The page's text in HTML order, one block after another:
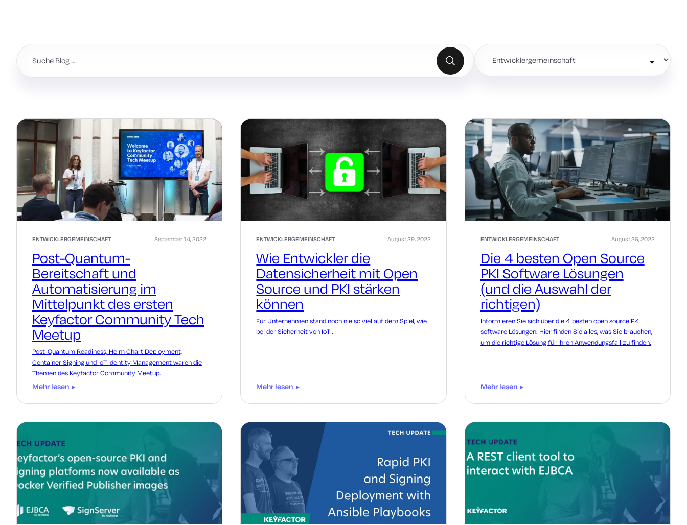
ENTWICKLERGEMEINSCHAFT
Post-Quantum-
Bereitschaft und
Automatisierung im
Mittelpunkt des ersten
Keyfactor Community Tech
Meetup
September 14, 2022
Post-Quantum Readiness, Helm Chart Deployment,
Container Signing und IoT Identity Management waren die
Themen des Keyfactor Community Meetup.
Mehr lesen
ENTWICKLERGEMEINSCHAFT
Wie Entwickler die
Datensicherheit mit Open
Source und PKI stärken
können
August 29, 2022
Für Unternehmen stand noch nie so viel auf dem Spiel, wie
bei der Sicherheit von IoT .
Mehr lesen
ENTWICKLERGEMEINSCHAFT
Die 4 besten Open Source
PKI Software Lösungen
(und die Auswahl der
richtigen)
August 26, 2022
Informieren Sie sich über die 4 besten open source PKI
software Lösungen. Hier finden Sie alles, was Sie brauchen,
um die richtige Lösung für Ihren Anwendungsfall zu finden.
Mehr lesen